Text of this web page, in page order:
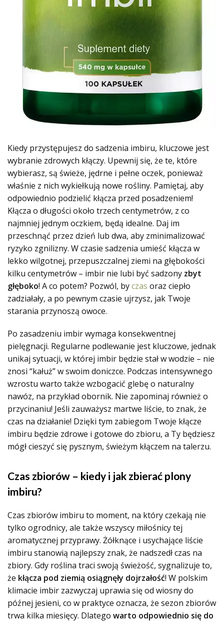
Kiedy przystępujesz do sadzenia imbiru, kluczowe jest
wybranie zdrowych kłączy. Upewnij się, że te, które
wybierasz, są świeże, jędrne i pełne oczek, ponieważ
właśnie z nich wykiełkują nowe rośliny. Pamiętaj, aby
odpowiednio podzielić kłącza przed posadzeniem!
Kłącza o długości około trzech centymetrów, z co
najmniej jednym oczkiem, będą idealne. Daj im
przeschnąć przez dzień lub dwa, aby zminimalizować
ryzyko zgnilizny. W czasie sadzenia umieść kłącza w
lekko wilgotnej, przepuszczalnej ziemi na głębokości
kilku centymetrów – imbir nie lubi być sadzony zbyt
głęboko! A co potem? Pozwól, byczas oraz ciepło
zadziałały, a po pewnym czasie ujrzysz, jak Twoje
starania przynoszą owoce.
Po zasadzeniu imbir wymaga konsekwentnej
pielęgnacji. Regularne podlewanie jest kluczowe, jednak
unikaj sytuacji, w której imbir będzie stał w wodzie – nie
znosi “kałuż” w swoim doniczce. Podczas intensywnego
wzrostu warto także wzbogacić glebę o naturalny
nawóz, na przykład obornik. Nie zapominaj również o
przycinaniu! Jeśli zauważysz martwe liście, to znak, że
czas na działanie! Dzięki tym zabiegom Twoje kłącze
imbiru będzie zdrowe i gotowe do zbioru, a Ty będziesz
mógł cieszyć się pysznym, świeżym kłączem na talerzu.
Czas zbiorów – kiedy i jak zbierać plony
imbiru?
Czas zbiorów imbiru to moment, na który czekają nie
tylko ogrodnicy, ale także wszyscy miłośnicy tej
aromatycznej przyprawy. Żółknące i usychające liście
imbiru stanowią najlepszy znak, że nadszedł czas na
zbiory. Gdy roślina traci swoją świeżość, sygnalizuje to,
że kłącza pod ziemią osiągnęły dojrzałość! W polskim
klimacie imbir zazwyczaj uprawia się od wiosny do
późnej jesieni, co w praktyce oznacza, że sezon zbiorów
trwa kilka miesięcy. Dlatego warto odpowiednio się do